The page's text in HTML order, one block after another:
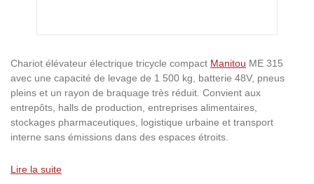
Chariot élévateur électrique tricycle compact Manitou ME 315
avec une capacité de levage de 1 500 kg, batterie 48V, pneus
pleins et un rayon de braquage très réduit. Convient aux
entrepôts, halls de production, entreprises alimentaires,
stockages pharmaceutiques, logistique urbaine et transport
interne sans émissions dans des espaces étroits.
Lire la suite